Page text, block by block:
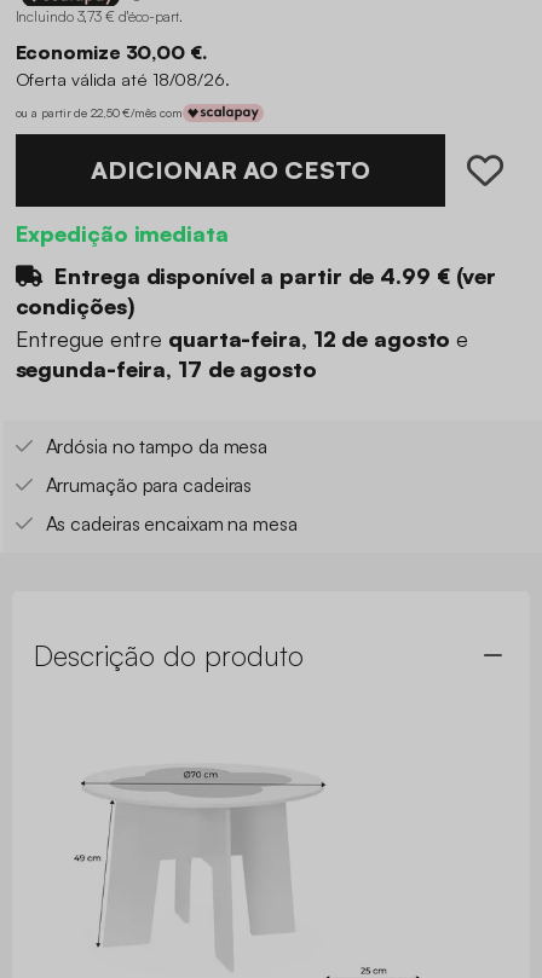
Incluindo 3,73 € d'éco-part.
Economize 30,00 €.
Oferta válida até 18/08/26.
ou a partir de 22,50 €/mês com
ADICIONAR AO CESTO
Expedição imediata
Entrega disponível a partir de 4.99 €(ver
condições)
Entregue entre quarta-feira, 12 de agostoe
segunda-feira, 17 de agosto
Ardósia no tampo da mesa
Arrumação para cadeiras
As cadeiras encaixam na mesa
Descrição do produto